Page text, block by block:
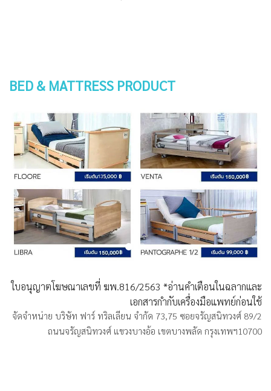
BED & MATTRESS PRODUCT
ใบอนุญาตโฆษณาเลขที่ ฆพ.816/2563 *อ่านคำเตือนในฉลากและ
เอกสารกำกับเครื่องมือแพทย์ก่อนใช้
จัดจำหน่าย บริษัท ฟาร์ ทริลเลียน จำกัด 73,75 ซอยจรัญสนิทวงศ์ 89/2
ถนนจรัญสนิทวงศ์ แขวงบางอ้อ เขตบางพลัด กรุงเทพฯ10700